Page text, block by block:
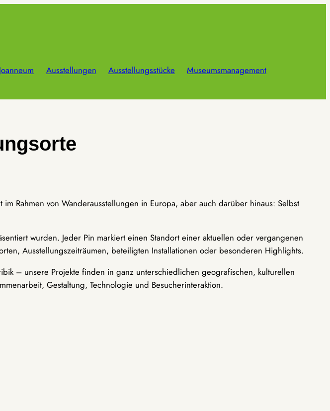
Ausstellungen Ausstellungsstücke
Museumsmanagement
Rahmen von Wanderausstellungen in Europa, aber auch darüber hinaus: Selbst
wurden. Jeder Pin markiert einen Standort einer aktuellen oder vergangenen
Ausstellungszeiträumen, beteiligten Installationen oder besonderen Highlights.
– unsere Projekte finden in ganz unterschiedlichen geografischen, kulturellen
Gestaltung, Technologie und Besucherinteraktion.